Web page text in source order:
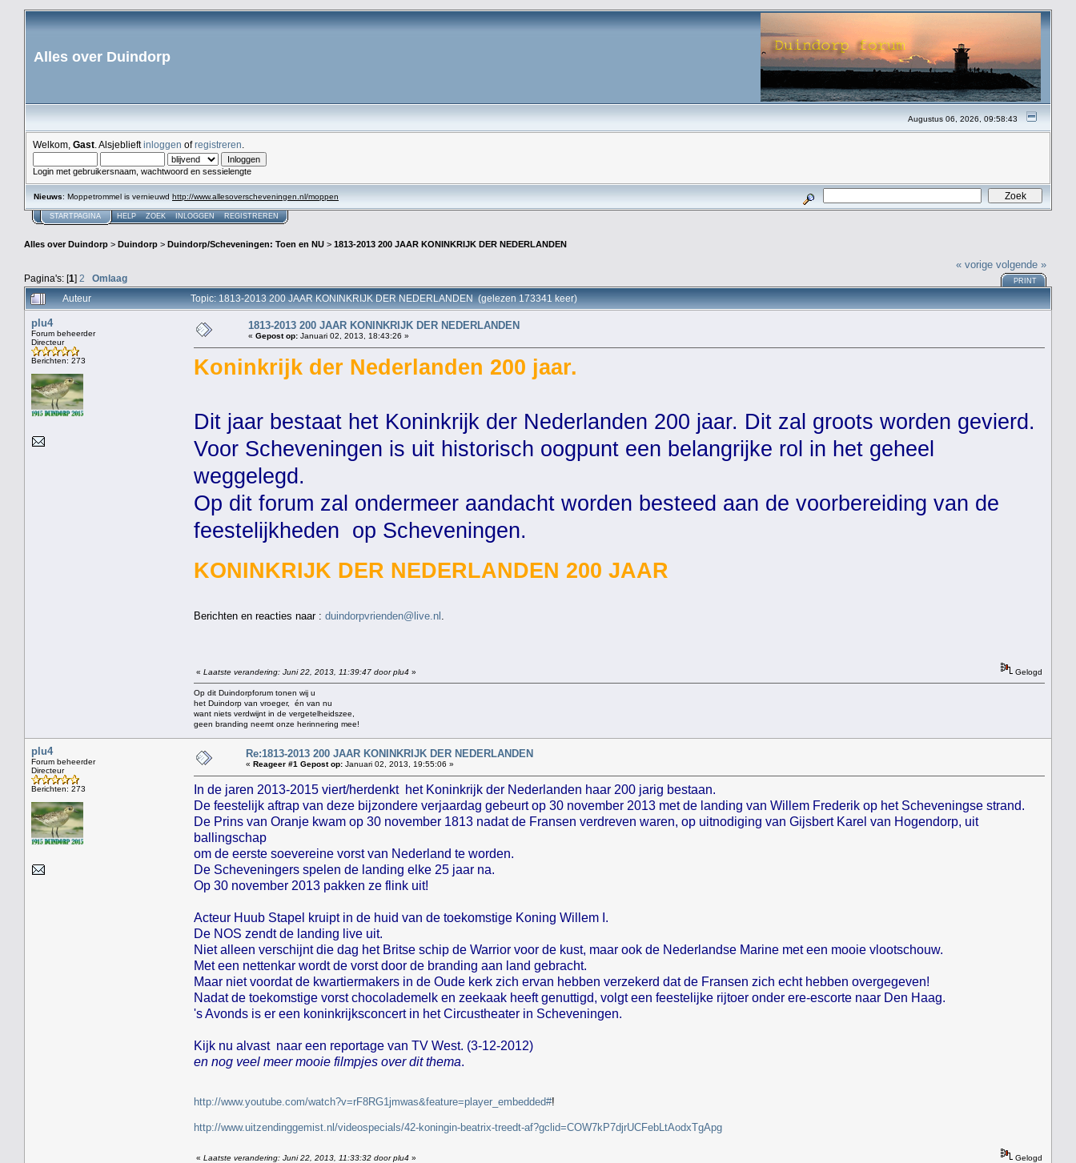
Alles over Duindorp
Augustus 06, 2026, 09:58:43
Welkom, Gast . Alsjeblieftinloggen ofregistreren
Login met gebruikersnaam, wachtwoord en sessielengte
Nieuws: Moppetrommel is vernieuwd http://www.allesoverscheveningen.nl/moppen
STARTPAGINA HELP ZOEK INLOGGEN REGISTREREN
Alles over Duindorp > Duindorp > Duindorp/Scheveningen: Toen en NU > 1813-2013 200 JAAR KONINKRIJK DER NEDERLANDEN
Pagina's: [1] 2 Omlaag
« vorige volgende »
PRINT
Auteur Topic: 1813-2013 200 JAAR KONINKRIJK DER NEDERLANDEN (gelezen 173341 keer)
plu4
Forum beheerder
Directeur
Berichten: 273
1813-2013 200 JAAR KONINKRIJK DER NEDERLANDEN
« Gepost op: Januari 02, 2013, 18:43:26 »
Koninkrijk der Nederlanden 200 jaar.
Dit jaar bestaat het Koninkrijk der Nederlanden 200 jaar. Dit zal groots worden gevierd.
Voor Scheveningen is uit historisch oogpunt een belangrijke rol in het geheel
weggelegd.
Op dit forum zal ondermeer aandacht worden besteed aan de voorbereiding van de
feestelijkheden op Scheveningen.
KONINKRIJK DER NEDERLANDEN 200 JAAR
Berichten en reacties naar : duindorpvrienden@live.nl
« Laatste verandering: Juni 22, 2013, 11:39:47 door plu4 » Gelogd
Op dit Duindorpforum tonen wij u
het Duindorp van vroeger, én van nu
want niets verdwijnt in de vergetelheidszee,
geen branding neemt onze herinnering mee!
plu4
Forum beheerder
Directeur
Berichten: 273
Re:1813-2013 200 JAAR KONINKRIJK DER NEDERLANDEN
« Reageer #1 Gepost op: Januari 02, 2013, 19:55:06 »
In de jaren 2013-2015 viert/herdenkt het Koninkrijk der Nederlanden haar 200 jarig bestaan.
De feestelijk aftrap van deze bijzondere verjaardag gebeurt op 30 november 2013 met de landing van Willem Frederik op het Scheveningse strand.
De Prins van Oranje kwam op 30 november 1813 nadat de Fransen verdreven waren, op uitnodiging van Gijsbert Karel van Hogendorp, uit
ballingschap
om de eerste soevereine vorst van Nederland te worden.
De Scheveningers spelen de landing elke 25 jaar na.
Op 30 november 2013 pakken ze flink uit!
Acteur Huub Stapel kruipt in de huid van de toekomstige Koning Willem I.
De NOS zendt de landing live uit.
Niet alleen verschijnt die dag het Britse schip de Warrior voor de kust, maar ook de Nederlandse Marine met een mooie vlootschouw.
Met een nettenkar wordt de vorst door de branding aan land gebracht.
Maar niet voordat de kwartiermakers in de Oude kerk zich ervan hebben verzekerd dat de Fransen zich echt hebben overgegeven!
Nadat de toekomstige vorst chocolademelk en zeekaak heeft genuttigd, volgt een feestelijke rijtoer onder ere-escorte naar Den Haag.
's Avonds is er een koninkrijksconcert in het Circustheater in Scheveningen.
Kijk nu alvast naar een reportage van TV West. (3-12-2012)
en nog veel meer mooie filmpjes over dit thema.
http://www.youtube.com/watch?v=rF8RG1jmwas&feature=player_embedded#!
http://www.uitzendinggemist.nl/videospecials/42-koningin-beatrix-treedt-af?gclid=COW7kP7djrUCFebLtAodxTgApg
« Laatste verandering: Juni 22, 2013, 11:33:32 door plu4 » Gelogd